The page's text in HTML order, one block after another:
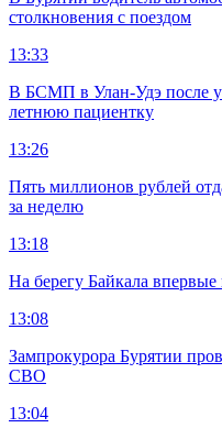
столкновения с поездом
13:33
В БСМП в Улан-Удэ после
летнюю пациентку
13:26
Пять миллионов рублей
за неделю
13:18
На берегу Байкала
13:08
Зампрокурора Бурятии
СВО
13:04